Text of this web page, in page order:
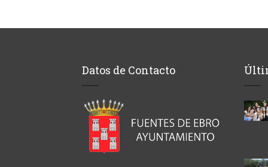
Datos de Contacto